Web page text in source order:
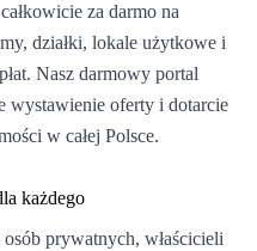
za darmo na
działki, lokale użytkowe i
Nasz darmowy portal
wystawienie oferty i dotarcie
w całej Polsce.
każdego
prywatnych, właścicieli